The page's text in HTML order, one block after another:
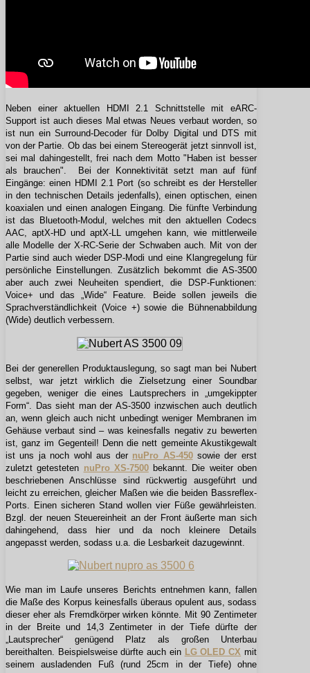
Neben einer aktuellen HDMI 2.1 Schnittstelle mit eARC-
Support ist auch dieses Mal etwas Neues verbaut worden, so
ist nun ein Surround-Decoder für Dolby Digital und DTS mit
von der Partie. Ob das bei einem Stereogerät jetzt sinnvoll ist,
sei mal dahingestellt, frei nach dem Motto "Haben ist besser
als brauchen". Bei der Konnektivität setzt man auf fünf
Eingänge: einen HDMI 2.1 Port (so schreibt es der Hersteller
in den technischen Details jedenfalls), einen optischen, einen
koaxialen und einen analogen Eingang. Die fünfte Verbindung
ist das Bluetooth-Modul, welches mit den aktuellen Codecs
AAC, aptX-HD und aptX-LL umgehen kann, wie mittlerweile
alle Modelle der X-RC-Serie der Schwaben auch. Mit von der
Partie sind auch wieder DSP-Modi und eine Klangregelung für
persönliche Einstellungen. Zusätzlich bekommt die AS-3500
aber auch zwei Neuheiten spendiert, die DSP-Funktionen:
Voice+ und das „Wide“ Feature. Beide sollen jeweils die
Sprachverständlichkeit (Voice +) sowie die Bühnenabbildung
(Wide) deutlich verbessern.
Bei der generellen Produktauslegung, so sagt man bei Nubert
selbst, war jetzt wirklich die Zielsetzung einer Soundbar
gegeben, weniger die eines Lautsprechers in „umgekippter
Form“. Das sieht man der AS-3500 inzwischen auch deutlich
an, wenn gleich auch nicht unbedingt weniger Membranen im
Gehäuse verbaut sind – was keinesfalls negativ zu bewerten
ist, ganz im Gegenteil! Denn die nett gemeinte Akustikgewalt
ist uns ja noch wohl aus der nuPro AS-450sowie der erst
zuletzt getesteten nuPro XS-7500bekannt. Die weiter oben
beschriebenen Anschlüsse sind rückwertig ausgeführt und
leicht zu erreichen, gleicher Maßen wie die beiden Bassreflex-
Ports. Einen sicheren Stand wollen vier Füße gewährleisten.
Bzgl. der neuen Steuereinheit an der Front äußerte man sich
dahingehend, dass hier und da noch kleinere Details
angepasst werden, sodass u.a. die Lesbarkeit dazugewinnt.
Wie man im Laufe unseres Berichts entnehmen kann, fallen
die Maße des Korpus keinesfalls überaus opulent aus, sodass
dieser eher als Fremdkörper wirken könnte. Mit 90 Zentimeter
in der Breite und 14,3 Zentimeter in der Tiefe dürfte der
„Lautsprecher“ genügend Platz als großen Unterbau
bereithalten. Beispielsweise dürfte auch ein LG OLED CX mit
seinem ausladenden Fuß (rund 25cm in der Tiefe) ohne